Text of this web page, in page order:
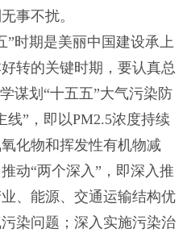
事不扰。
期是美丽中国建设承上
转的关键时期，要认真总
谋划“十五五”大气污染防
线”，即以PM2.5浓度持续
化物和挥发性有机物减
动“两个深入”，即深入推
、能源、交通运输结构优
染问题；深入实施污染治